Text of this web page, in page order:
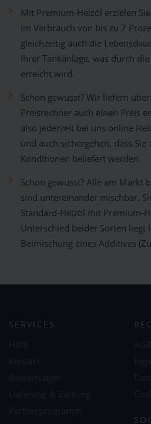
Mit Premium-Heizöl erzielen
im Verbrauch von bis zu 7
gleichzeitig auch die
Ihrer Tankanlage, was durch
erreicht wird.
Schon gewusst? Wir liefern
Preisrechner auch einen Preis
also jederzeit bei uns online
und auch sichergehen, dass
Konditionen beliefert werden.
Schon gewusst? Alle am Markt
sind untereinander mischbar.
Standard-Heizöl mit Premium-
Unterschied beider Sorten liegt
Beimischung eines Additives
SERVICES